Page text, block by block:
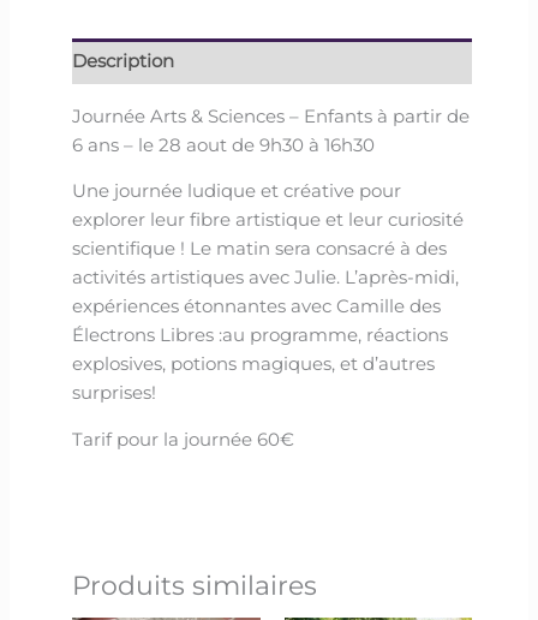
Description
Journée Arts & Sciences – Enfants à partir de
6 ans – le 28 aout de 9h30 à 16h30
Une journée ludique et créative pour
explorer leur fibre artistique et leur curiosité
scientifique ! Le matin sera consacré à des
activités artistiques avec Julie. L’après-midi,
expériences étonnantes avec Camille des
Électrons Libres :au programme, réactions
explosives, potions magiques, et d’autres
surprises!
Tarif pour la journée 60€
Produits similaires